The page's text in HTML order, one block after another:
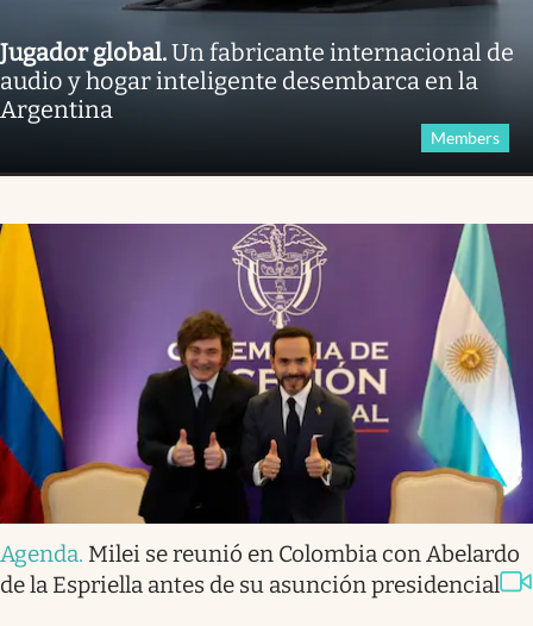
Jugador global.Un fabricante internacional de
audio y hogar inteligente desembarca en la
Argentina
Members
Agenda. Milei se reunió en Colombia con Abelardo
de la Espriella antes de su asunción presidencial